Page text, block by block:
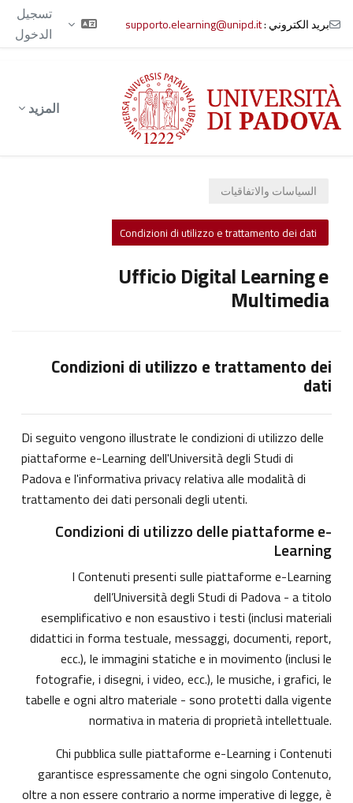
بريد الكتروني :supporto.elearning@unipd.it
تسجيل
الدخول
المزيد
السياسات والاتفاقيات
Condizioni di utilizzo e trattamento dei dati
Ufficio Digital Learning e
Multimedia
Condizioni di utilizzo e trattamento dei
dati
Di seguito vengono illustrate le condizioni di utilizzo delle
piattaforme e-Learning dell'Università degli Studi di
Padova e l'informativa privacy relativa alle modalità di
trattamento dei dati personali degli utenti.
Condizioni di utilizzo delle piattaforme e-
Learning
I Contenuti presenti sulle piattaforme e-Learning
dell’Università degli Studi di Padova - a titolo
esemplificativo e non esaustivo i testi (inclusi materiali
didattici in forma testuale, messaggi, documenti, report,
ecc.), le immagini statiche e in movimento (inclusi le
fotografie, i disegni, i video, ecc.), le musiche, i grafici, le
tabelle e ogni altro materiale - sono protetti dalla vigente
normativa in materia di proprietà intellettuale.
Chi pubblica sulle piattaforme e-Learning i Contenuti
garantisce espressamente che ogni singolo Contenuto,
oltre a non essere contrario a norme imperative di legge, è